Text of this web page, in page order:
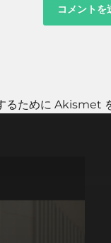
るために Akismet